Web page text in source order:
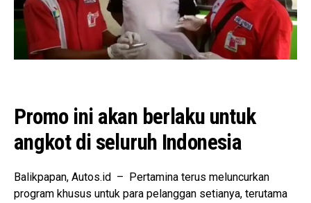
Promo ini akan berlaku untuk
angkot di seluruh Indonesia
Balikpapan, Autos.id – Pertamina terus meluncurkan
program khusus untuk para pelanggan setianya, terutama